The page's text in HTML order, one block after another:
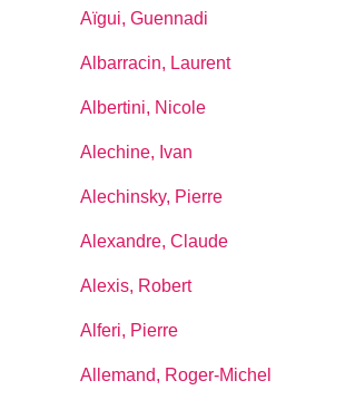
Aïgui, Guennadi
Albarracin, Laurent
Albertini, Nicole
Alechine, Ivan
Alechinsky, Pierre
Alexandre, Claude
Alexis, Robert
Alferi, Pierre
Allemand, Roger-Michel